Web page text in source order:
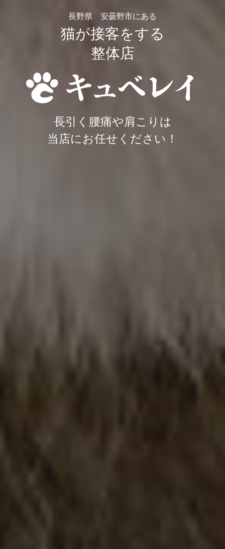
長野県 安曇野市にある
猫が接客をする
整体店
長引く腰痛や肩こりは
当店にお任せください！